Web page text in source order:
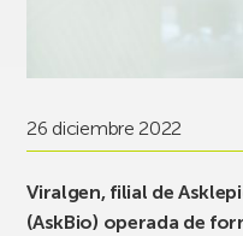
26 diciembre 2022
Viralgen, filial de
(AskBio) operada de